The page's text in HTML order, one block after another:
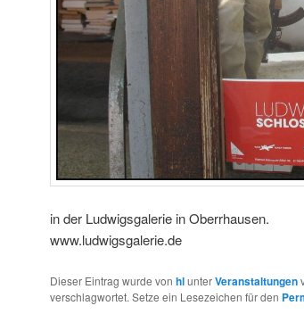
in der Ludwigsgalerie in Oberrhausen.
www.ludwigsgalerie.de
Dieser Eintrag wurde von hlunterVeranstaltungen
verschlagwortet. Setze ein Lesezeichen für den